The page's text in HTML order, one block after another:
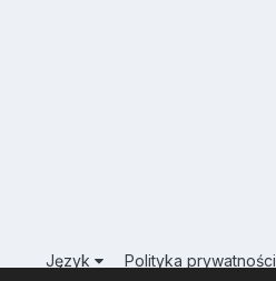
Język Polityka prywatności